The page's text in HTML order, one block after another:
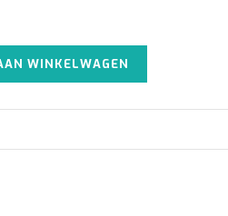
WINKELWAGEN